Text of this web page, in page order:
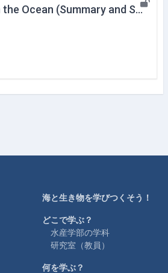
Organic Gases in the Ocean (Summary and Supplement)
海と生き物を学びつくそう！
どこで学ぶ？
水産学部の学科
研究室（教員）
何を学ぶ？